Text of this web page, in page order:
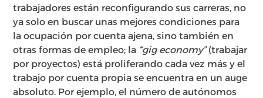
trabajadores están reconfigurando sus carreras, no
ya solo en buscar unas mejores condiciones para
la ocupación por cuenta ajena, sino también en
otras formas de empleo; la “gig economy”(trabajar
por proyectos) está proliferando cada vez más y el
trabajo por cuenta propia se encuentra en un auge
absoluto. Por ejemplo, el número de autónomos